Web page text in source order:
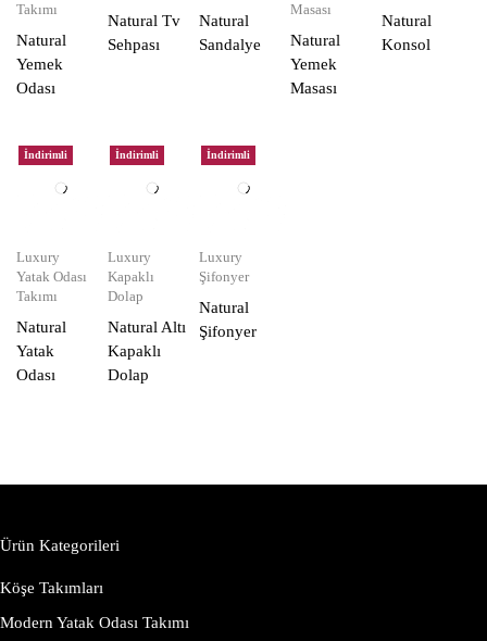
Takımı
Natural
Yemek
Odası
Natural Tv
Sehpası
Natural
Sandalye
Masası
Natural
Yemek
Masası
Natural
Konsol
İndirimli
Luxury
Yatak Odası
Takımı
Natural
Yatak
Odası
İndirimli
Luxury
Kapaklı
Dolap
Natural Altı
Kapaklı
Dolap
İndirimli
Luxury
Şifonyer
Natural
Şifonyer
Ürün Kategorileri
Köşe Takımları
Modern Yatak Odası Takımı